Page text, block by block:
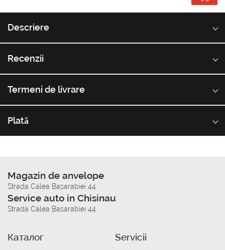
Descriere
Recenzii
Termeni de livrare
Plată
Magazin de anvelope
Strada Calea Basarabiei 44
Service auto in Chisinau
Strada Calea Basarabiei 44
Каталог Servicii